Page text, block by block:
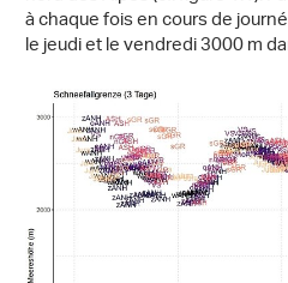
à chaque fois en cours de
le jeudi et le vendredi 3000 m